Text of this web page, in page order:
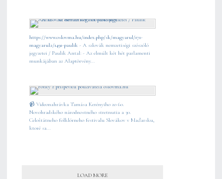
https://www.oslovma.hu/index.php/sk/magyarul/171-
magyarul2/1491-paulik - A szlovák nemzetiségi szószóló
jegyzetei / Paulik Antal: - Az elmúlt két hét parlamenti
munkájában az Alaptörvény...
📹 Videonahrávka Tamása Kerényiho zo 60.
Novohradského národnostného stretnutia a 30.
Celoštátneho folklórneho festivalu Slovákov v Maďarsku,
ktoré sa...
LOAD MORE